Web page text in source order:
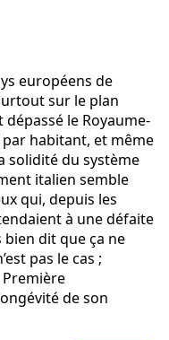
européens de
sur le plan
le Royaume-
par habitant, et même
solidité du système
italien semble
qui, depuis les
à une défaite
bien dit que ça ne
pas le cas ;
de son